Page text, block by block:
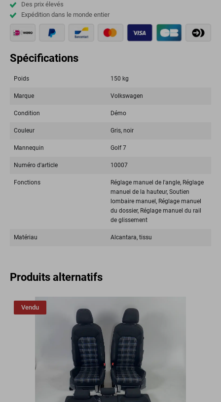
Des prix élevés
Expédition dans le monde entier
Spécifications
Poids 150 kg
Marque Volkswagen
Condition Démo
Couleur Gris, noir
Mannequin Golf 7
Numéro d'article 10007
Fonctions
Réglage manuel de l'angle, Réglage
manuel de la hauteur, Soutien
lombaire manuel, Réglage manuel
du dossier, Réglage manuel du rail
de glissement
Matériau Alcantara, tissu
Produits alternatifs
Vendu